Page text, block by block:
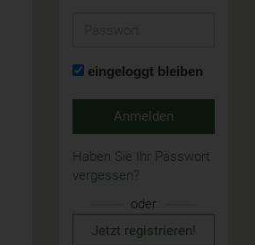
eingeloggt bleiben
Anmelden
Haben Sie Ihr Passwort
vergessen?
oder
Jetzt registrieren!